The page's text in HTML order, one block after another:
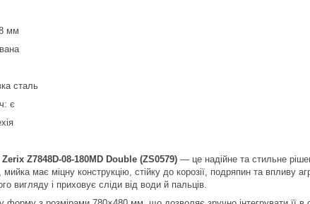
мм
сталь
є
Z7848D-08-180MD Double (ZS0579) — це надійне та стильне
має міцну конструкцію, стійку до корозії, подряпин та впливу
вигляду і приховує сліди від води й пальців.